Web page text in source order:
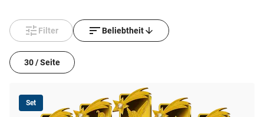
Filter Beliebtheit
30 / Seite
Set